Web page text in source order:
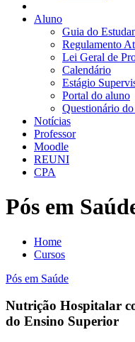
Aluno
Guia do
Regulamento
Lei Geral de
Calendário
Estágio
Portal do aluno
Questionário
Notícias
Professor
Moodle
REUNI
CPA
Pós em
Home
Cursos
Pós em Saúde
Nutrição Hospitalar
do Ensino Superior